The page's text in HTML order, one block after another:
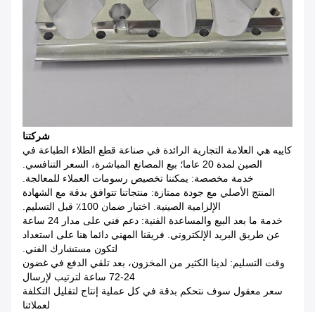
شركتنا
كاييه هي العلامة التجارية الرائدة في صناعة قطع الطلاء الطباعة في
الصين لمدة 20 عاما؛ بيع المصانع المباشرة، السعر التنافسي.
خدمة مخصصة: يمكننا تخصيص رسومات العملاء للمعالجة.
المنتج الأصلي مع جودة ممتازة: منتجاتنا تتوافق بدقة مع الشهادة
الإلزامية الصينية. اختبار ضمان 100٪ قبل التسليم.
خدمة ما بعد البيع والمساعدة الفنية: دعم فني على مدار 24 ساعة
عن طريق البريد الإلكتروني. فريقنا المهني دائما هنا على استعداد
لتكون مستشارك الفني.
وقت التسليم: لدينا الكثير من المخزون، بعد تلقي الدفع في غضون
24-72 ساعة لترتيب لإرسال
سعر معقول سوف نتحكم بدقة في كل عملية إنتاج لتقليل التكلفة
لعملائنا